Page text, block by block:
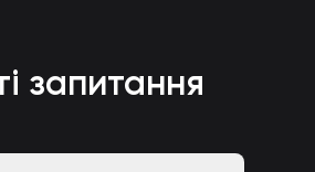
запитання